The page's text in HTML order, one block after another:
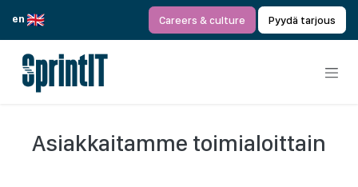
en
Careers & culture Pyydä tarjous
Asiakkaitamme toimialoittain